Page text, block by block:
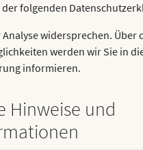
folgenden
widersprechen. Über
werden wir Sie in
informieren.
Hinweise und